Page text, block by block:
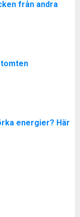
från andra
energier? Här